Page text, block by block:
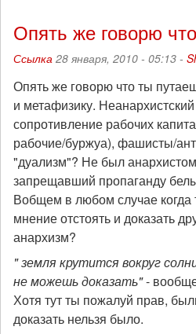
Опять же говорю
Ссылка 28 января, 2010 - 05:13 -
Опять же говорю что ты
и метафизику.
сопротивление рабочих
рабочие/буржуа), фашисты/
"дуализм"? Не был
запрещавший пропаганду
Вобщем в любом случае
мнение отстоять и доказать
анархизм?
" земля крутится вокруг
не можешь доказать"- вообще
Хотя тут ты пожалуй прав,
доказать нельзя было.